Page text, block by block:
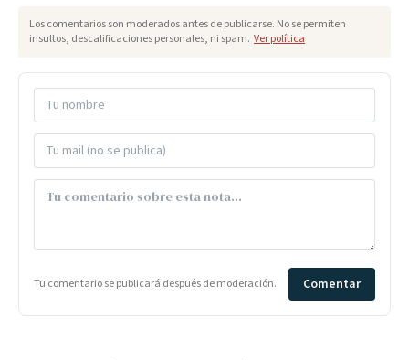
Los comentarios son moderados antes de publicarse. No se permiten
insultos, descalificaciones personales, ni spam. Ver política
Tu comentario se publicará después de moderación. Comentar